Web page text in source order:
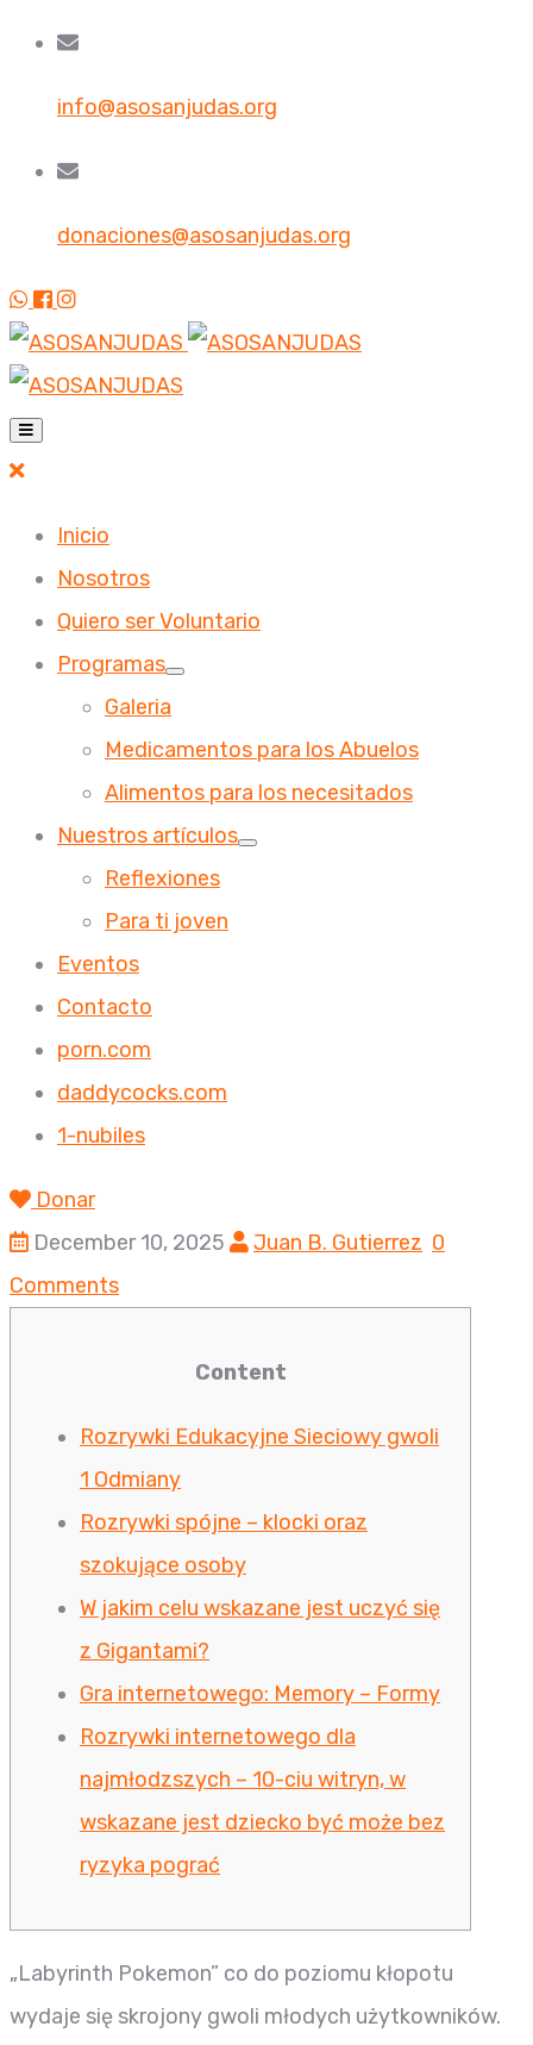
info@asosanjudas.org
donaciones@asosanjudas.org
Inicio
Nosotros
Quiero ser Voluntario
Programas
Galeria
Medicamentos para los Abuelos
Alimentos para los necesitados
Nuestros artículos
Reflexiones
Para ti joven
Eventos
Contacto
porn.com
daddycocks.com
1-nubiles
Donar
December 10, 2025
Juan B. Gutierrez 0
Comments
Content
Rozrywki Edukacyjne Sieciowy gwoli
1 Odmiany
Rozrywki spójne – klocki oraz
szokujące osoby
W jakim celu wskazane jest uczyć się
z Gigantami?
Gra internetowego: Memory – Formy
Rozrywki internetowego dla
najmłodzszych – 10-ciu witryn, w
wskazane jest dziecko być może bez
ryzyka pograć
„Labyrinth Pokemon” co do poziomu kłopotu
wydaje się skrojony gwoli młodych użytkowników.